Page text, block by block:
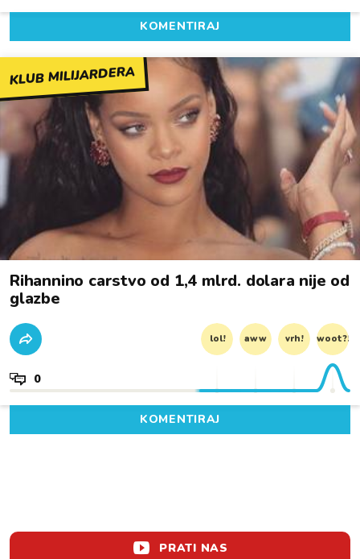
KOMENTIRAJ
KLUB MILIJARDERA
Rihannino carstvo od 1,4 mlrd. dolara nije od
glazbe
lol! aww vrh! woot?!
0
KOMENTIRAJ
PRATI NAS